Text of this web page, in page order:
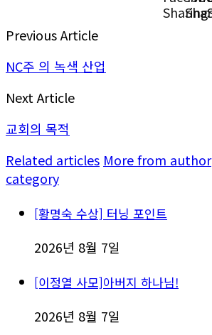
Previous Article
NC주 의 녹색 산업
Next Article
교회의 목적
Related articles More from author
category
[황명숙 수상] 터닝 포인트
2026년 8월 7일
[이정열 사모]아버지 하나님!
2026년 8월 7일